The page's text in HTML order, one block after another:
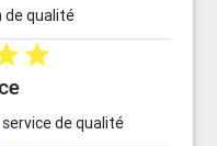
de qualité
star
de qualité